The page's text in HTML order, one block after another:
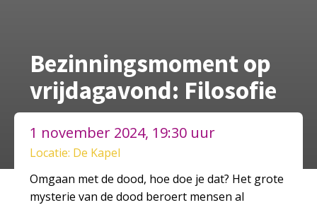
Bezinningsmoment op
vrijdagavond: Filosofie
1 november 2024, 19:30 uur
Locatie: De Kapel
Omgaan met de dood, hoe doe je dat? Het grote
mysterie van de dood beroert mensen al